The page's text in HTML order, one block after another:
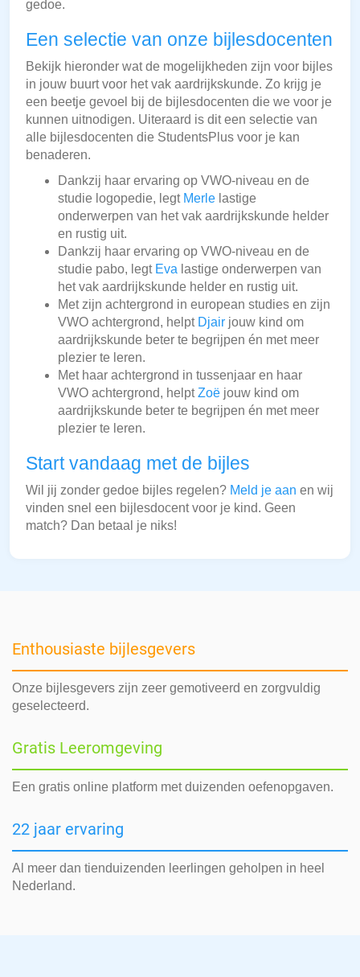
gedoe.
Een selectie van onze bijlesdocenten
Bekijk hieronder wat de mogelijkheden zijn voor bijles
in jouw buurt voor het vak aardrijkskunde. Zo krijg je
een beetje gevoel bij de bijlesdocenten die we voor je
kunnen uitnodigen. Uiteraard is dit een selectie van
alle bijlesdocenten die StudentsPlus voor je kan
benaderen.
Dankzij haar ervaring op VWO-niveau en de
studie logopedie, legt Merle lastige
onderwerpen van het vak aardrijkskunde helder
en rustig uit.
Dankzij haar ervaring op VWO-niveau en de
studie pabo, legt Eva lastige onderwerpen van
het vak aardrijkskunde helder en rustig uit.
Met zijn achtergrond in european studies en zijn
VWO achtergrond, helpt Djair jouw kind om
aardrijkskunde beter te begrijpen én met meer
plezier te leren.
Met haar achtergrond in tussenjaar en haar
VWO achtergrond, helptZoë jouw kind om
aardrijkskunde beter te begrijpen én met meer
plezier te leren.
Start vandaag met de bijles
Wil jij zonder gedoe bijles regelen? Meld je aan en wij
vinden snel een bijlesdocent voor je kind. Geen
match? Dan betaal je niks!
Enthousiaste bijlesgevers
Onze bijlesgevers zijn zeer gemotiveerd en zorgvuldig
geselecteerd.
Gratis Leeromgeving
Een gratis online platform met duizenden oefenopgaven.
22 jaar ervaring
Al meer dan tienduizenden leerlingen geholpen in heel
Nederland.